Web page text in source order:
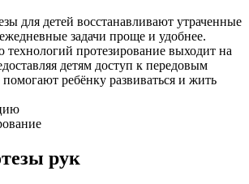
для детей восстанавливают утраченные
задачи проще и удобнее.
технологий протезирование выходит на
детям доступ к передовым
ребёнку развиваться и жить
рук